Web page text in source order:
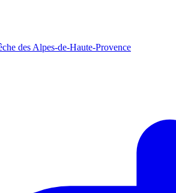
des Alpes-de-Haute-Provence